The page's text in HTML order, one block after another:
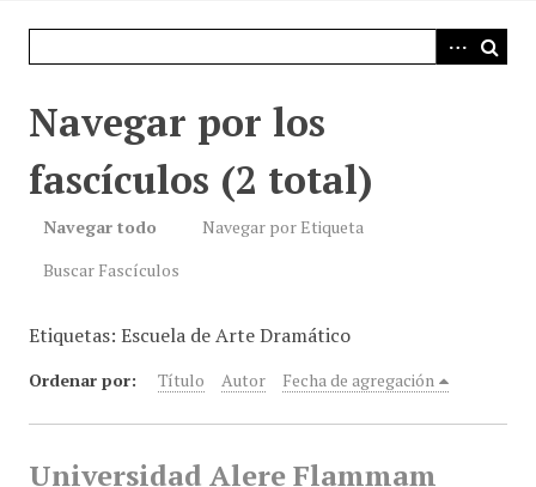
Navegar por los
fascículos (2 total)
Navegar todo
Navegar por Etiqueta
Buscar Fascículos
Etiquetas: Escuela de Arte Dramático
Ordenar por: Título Autor Fecha de agregación
Universidad Alere Flammam